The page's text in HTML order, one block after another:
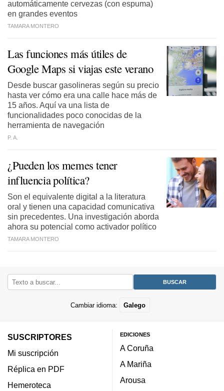
automáticamente cervezas (con espuma)
en grandes eventos
TAMARA MONTERO
Las funciones más útiles de
Google Maps si viajas este verano
Desde buscar gasolineras según su precio
hasta ver cómo era una calle hace más de
15 años. Aquí va una lista de
funcionalidades poco conocidas de la
herramienta de navegación
P. A.
¿Pueden los memes tener
influencia política?
Son el equivalente digital a la literatura
oral y tienen una capacidad comunicativa
sin precedentes. Una investigación aborda
ahora su potencial como activador político
TAMARA MONTERO
Cambiar idioma: Galego
SUSCRIPTORES
Mi suscripción
Réplica en PDF
Hemeroteca
EDICIONES
A Coruña
A Mariña
Arousa